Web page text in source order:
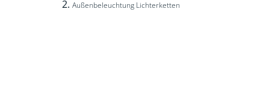
Außenbeleuchtung Lichterketten